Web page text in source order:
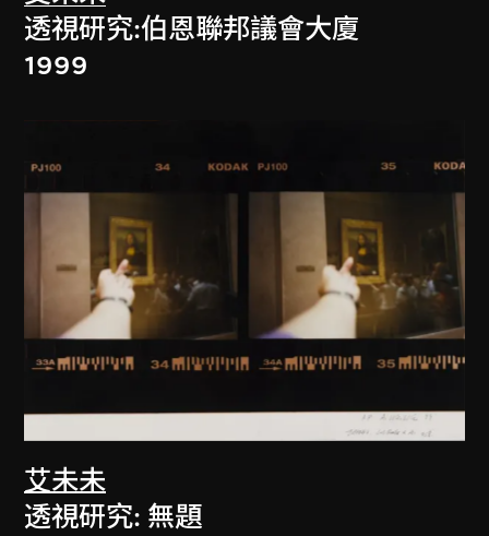
透視研究:伯恩聯邦議會大廈
1999
艾未未
透視研究: 無題